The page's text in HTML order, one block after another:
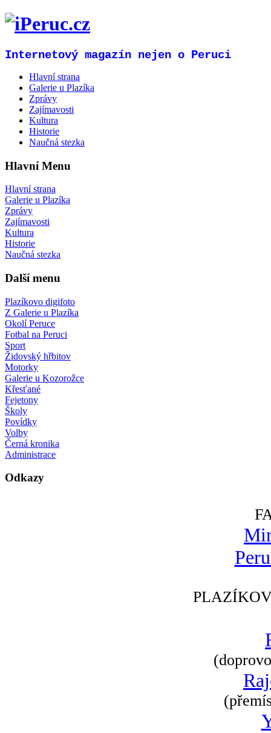
Internetový magazín nejen o Peruci
Hlavní strana
Galerie u Plazíka
Zprávy
Zajímavosti
Kultura
Historie
Naučná stezka
Hlavní Menu
Hlavní strana
Galerie u Plazíka
Zprávy
Zajímavosti
Kultura
Historie
Naučná stezka
Další menu
Plazíkovo digifoto
Z Galerie u Plazíka
Okolí Peruce
Fotbal na Peruci
Sport
Židovský hřbitov
Motorky
Galerie u Kozorožce
Křesťané
Fejetony
Školy
Povídky
Volby
Černá kronika
Administrace
Odkazy